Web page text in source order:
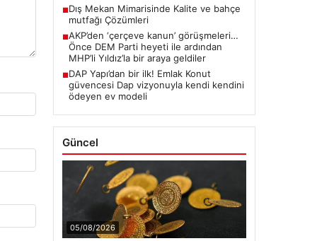
■Dış Mekan Mimarisinde Kalite ve bahçe
mutfağı Çözümleri
■AKP’den ‘çerçeve kanun’ görüşmeleri…
Önce DEM Parti heyeti ile ardından
MHP’li Yıldız’la bir araya geldiler
■DAP Yapı’dan bir ilk! Emlak Konut
güvencesi Dap vizyonuyla kendi kendini
ödeyen ev modeli
Güncel
05/08/2026